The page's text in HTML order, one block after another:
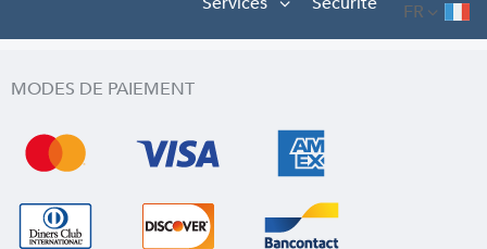
FR
MODES DE PAIEMENT